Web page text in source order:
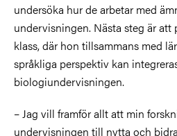
undersöka hur de arbetar med
undervisningen. Nästa steg är att
klass, där hon tillsammans med
språkliga perspektiv kan
biologiundervisningen.
– Jag vill framför allt att min
undervisningen till nytta och